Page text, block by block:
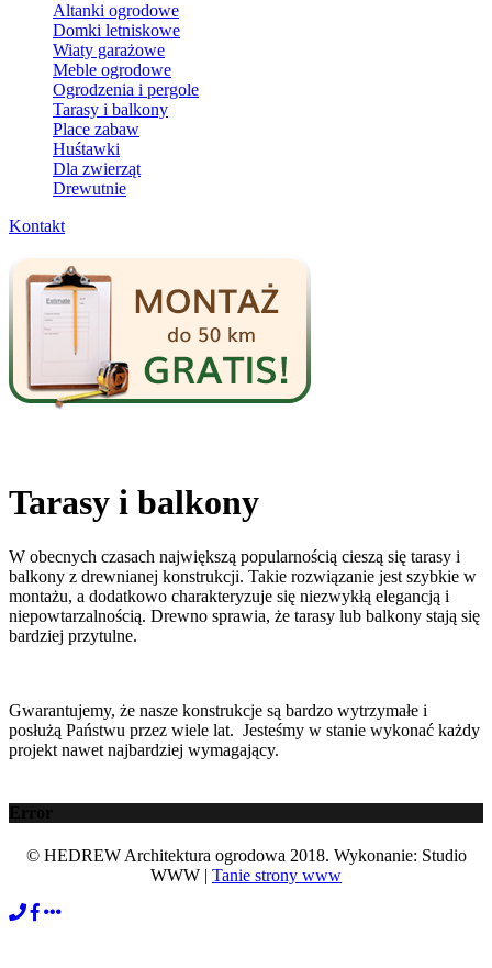
Altanki ogrodowe
Domki letniskowe
Wiaty garażowe
Meble ogrodowe
Ogrodzenia i pergole
Tarasy i balkony
Place zabaw
Huśtawki
Dla zwierząt
Drewutnie
Kontakt
Tarasy i balkony
W obecnych czasach największą popularnością cieszą się tarasy i
balkony z drewnianej konstrukcji. Takie rozwiązanie jest szybkie w
montażu, a dodatkowo charakteryzuje się niezwykłą elegancją i
niepowtarzalnością. Drewno sprawia, że tarasy lub balkony stają się
bardziej przytulne.
Gwarantujemy, że nasze konstrukcje są bardzo wytrzymałe i
posłużą Państwu przez wiele lat. Jesteśmy w stanie wykonać każdy
projekt nawet najbardziej wymagający.
Error
© HEDREW Architektura ogrodowa 2018. Wykonanie: Studio
WWW | Tanie strony www